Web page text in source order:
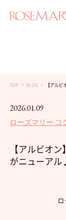
TOP BLOG 【アル
2026.01.09
ローズマリー コ
【アルビオ
がニューア